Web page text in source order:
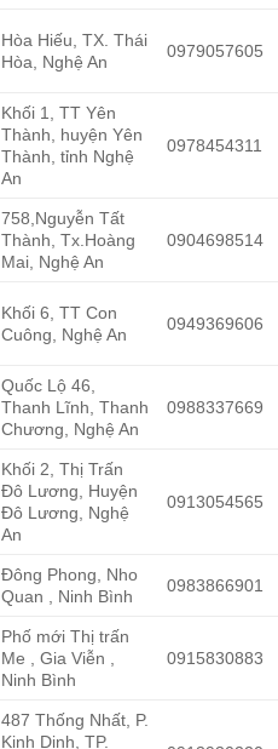
Hòa Hiếu, TX. Thái
Hòa, Nghệ An
0979057605
Khối 1, TT Yên
Thành, huyện Yên
Thành, tỉnh Nghệ
An
0978454311
758,Nguyễn Tất
Thành, Tx.Hoàng
Mai, Nghệ An
0904698514
Khối 6, TT Con
Cuông, Nghệ An
0949369606
Quốc Lộ 46,
Thanh Lĩnh, Thanh
Chương, Nghệ An
0988337669
Khối 2, Thị Trấn
Đô Lương, Huyện
Đô Lương, Nghệ
An
0913054565
Đông Phong, Nho
Quan , Ninh Bình
0983866901
Phố mới Thị trấn
Me , Gia Viễn ,
Ninh Bình
0915830883
487 Thống Nhất, P.
Kinh Dinh, TP.